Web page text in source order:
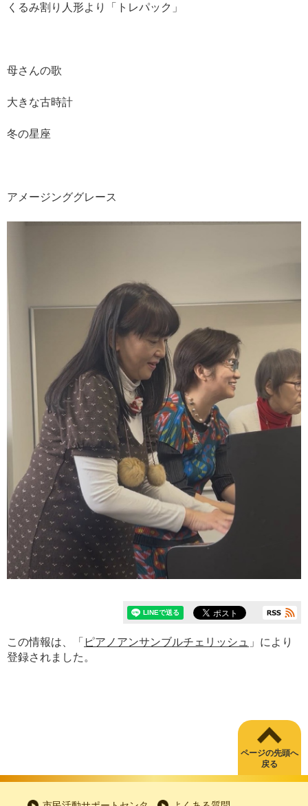
くるみ割り人形より「トレパック」
母さんの歌
大きな古時計
冬の星座
アメージンググレース
この情報は、「 ピアノアンサンブルチェリッシュ
」により
登録されました。
ページの先頭へ
戻る